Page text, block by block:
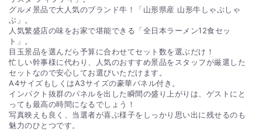
グルメ景品で大人気のブランド牛！「山形県産 山形牛しゃぶしゃ
ぶ」。
人気繁盛店の味をお家で堪能できる「全日本ラーメン12食セッ
ト」。
目玉景品を選んだら予算に合わせてセット数を選ぶだけ！
忙しい幹事様に代わり、人気のおすすめ景品をスタッフが厳選した
セットなので安心してお選びいただけます。
A4サイズもしくはA3サイズの豪華パネル付き。
インパクト抜群のパネルを出した瞬間の盛り上がりは、ゲストにと
っても最高の時間になるでしょう！
写真映えも良く、当選者が喜ぶ様子をしっかり思い出に残せるのも
魅力のひとつです。